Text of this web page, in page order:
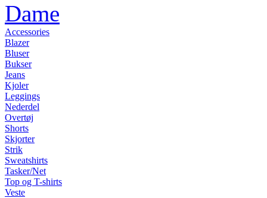
Dame
Accessories
Blazer
Bluser
Bukser
Jeans
Kjoler
Leggings
Nederdel
Overtøj
Shorts
Skjorter
Strik
Sweatshirts
Tasker/Net
Top og T-shirts
Veste